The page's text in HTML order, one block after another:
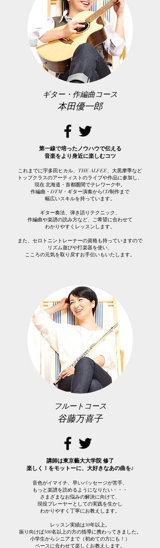
ギター・作編曲コース
本田優一郎
第一線で培ったノウハウで伝える
音楽をより身近に楽しむコツ
これまでに宇多田ヒカル、THE ALFEE、大黒摩季など
トップクラスのアーティストのライブや作品に参加し、
現在 北海道・首都圏間でテレワーク中。
作編曲・DTM・ギター演奏からCD制作まで
幅広いスキルを持っています。
ギター奏法、弾き語りテクニック、
作編曲や楽譜の読み方など、ご希望に合わせて
わかりやすくレッスンします。
また、セロトニントレーナーの資格も持っていますので
リズム遊びや打楽器を使い、
こころの元気を取り戻すお手伝いもいたします。
フルートコース
谷藤万喜子
講師は東京藝大大学院 修了
楽しく！をモットーに、​大好きなあの曲を♪
音色がイマイチ、早いパッセージが苦手、
もっと楽譜を読めるようになりたい・・・
さまざまなお悩みの解決に向けて、
現役プレーヤーとしての実践を生かし
わかりやすく丁寧にお教えします。
レッスン実績は30年以上。
振り向けば500名以上の方の指導に携わってきました。
小学生からシニアまで（初めての方にも！）
ペースに合わせて楽しくお教えします。